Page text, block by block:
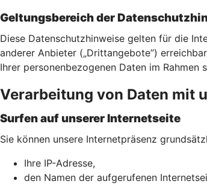
Geltungsbereich der
Diese Datenschutzhinweise gelten für die
anderer Anbieter („Drittangebote”)
Ihrer personenbezogenen Daten im
Verarbeitung von Daten mit
Surfen auf unserer Internetseite
Sie können unsere Internetpräsenz
Ihre IP-Adresse,
den Namen der aufgerufenen